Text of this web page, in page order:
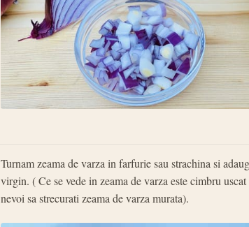
Turnam zeama de varza in farfurie sau strachina si
virgin. ( Ce se vede in zeama de varza este cimbru
nevoi sa strecurati zeama de varza murata).